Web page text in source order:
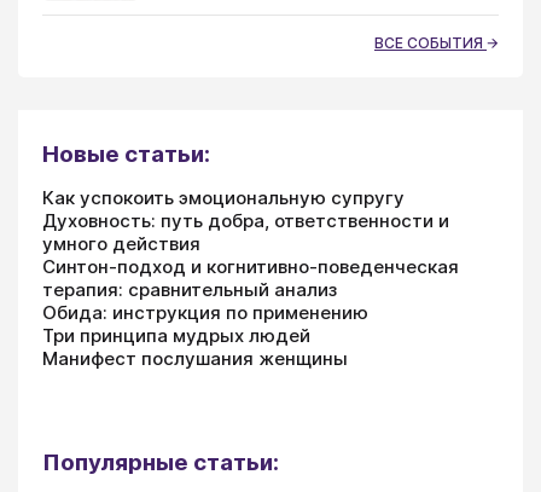
ВСЕ СОБЫТИЯ
Новые статьи:
Как успокоить эмоциональную супругу
Духовность: путь добра, ответственности и
умного действия
Синтон-подход и когнитивно-поведенческая
терапия: сравнительный анализ
Обида: инструкция по применению
Три принципа мудрых людей
Манифест послушания женщины
Популярные статьи: